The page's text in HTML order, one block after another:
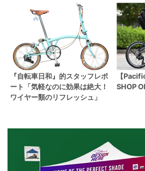
2021/12/24
『自転車日和』的スタッフレポ
ート「気軽なのに効果は絶大！
ワイヤー類のリフレッシュ」
【
SHOP